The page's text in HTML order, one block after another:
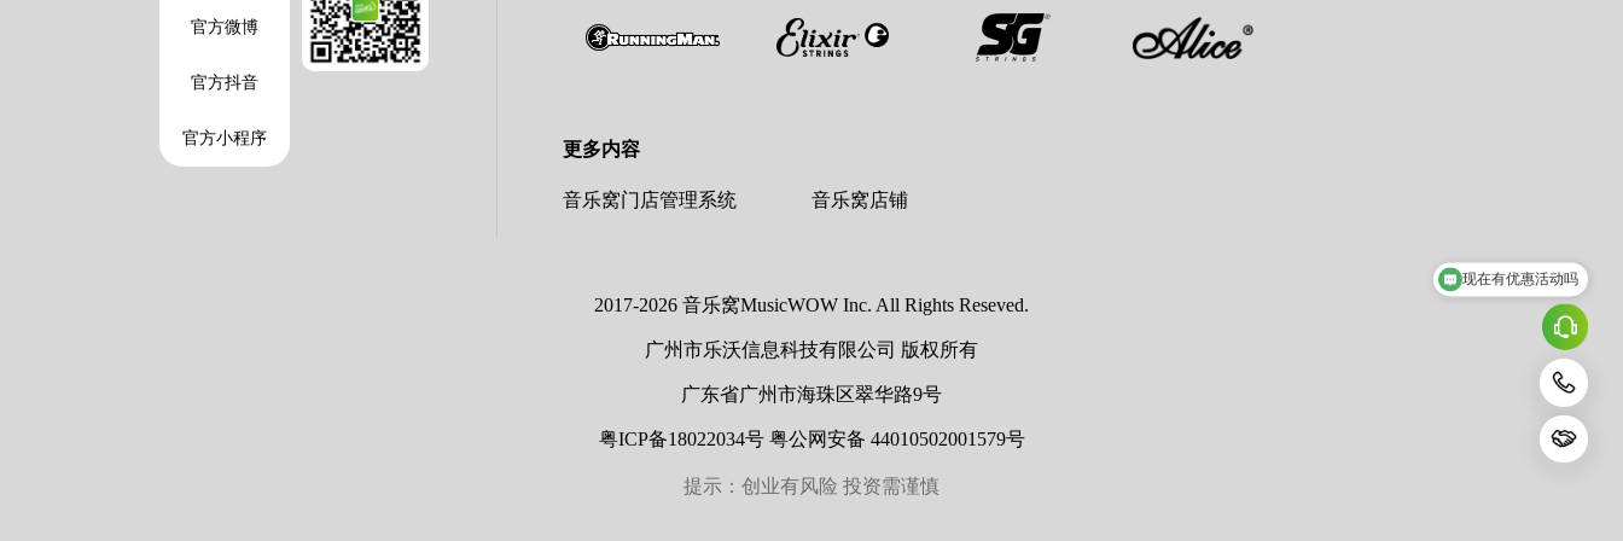
官方微博
官方抖音
官方小程序
更多内容
音乐窝门店管理系统 音乐窝店铺
2017-2026 音乐窝MusicWOW Inc. All Rights Reseved.
广州市乐沃信息科技有限公司 版权所有
广东省广州市海珠区翠华路9号
粤ICP备18022034号 粤公网安备 44010502001579号
提示：创业有风险 投资需谨慎
现在有优惠活动吗